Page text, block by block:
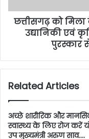
छत्तीसगढ़ को मिला
उद्यानिकी एवं
पुरस्कार
Related Articles
अच्छे शारीरिक और
स्वास्थ्य के लिए रोज करें
उप मुख्यमंत्री अरुण साव….